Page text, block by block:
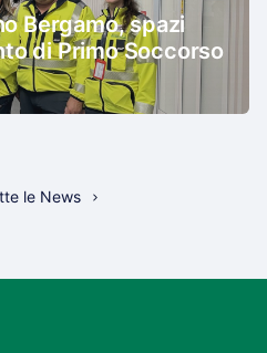
Bergamo, spazi
di Primo Soccorso
le News